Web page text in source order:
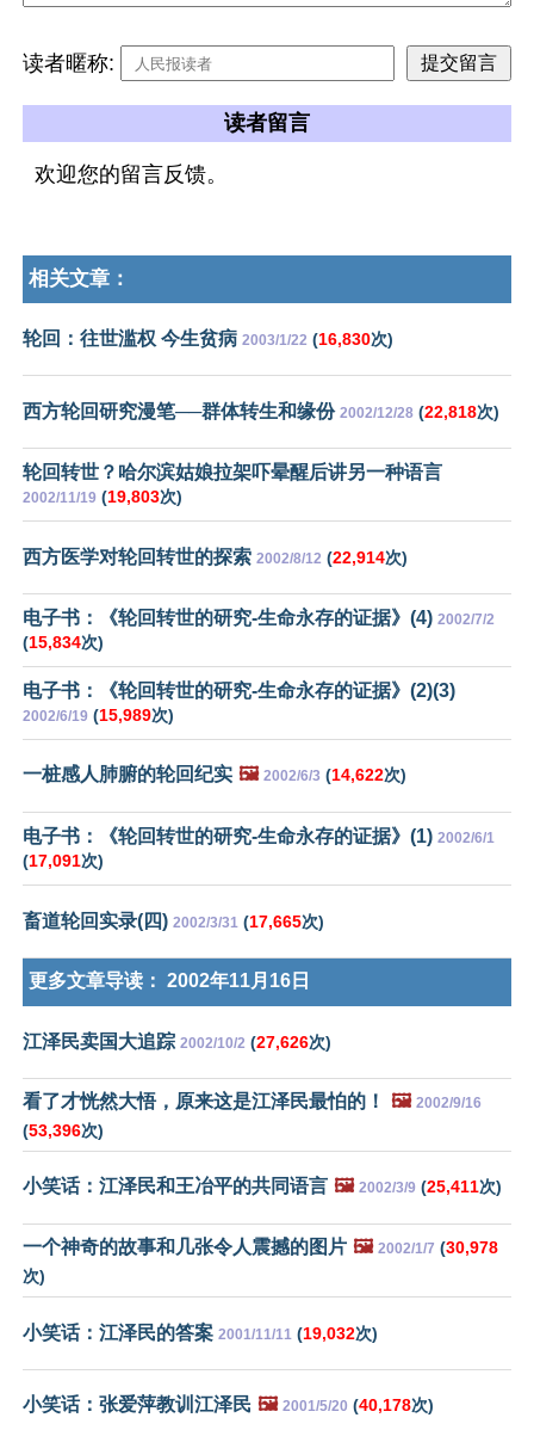
读者暱称:
读者留言
欢迎您的留言反馈。
相关文章：
轮回：往世滥权 今生贫病 2003/1/22 (16,830次)
西方轮回研究漫笔──群体转生和缘份 2002/12/28 (22,818次)
轮回转世？哈尔滨姑娘拉架吓晕醒后讲另一种语言
2002/11/19 (19,803次)
西方医学对轮回转世的探索 2002/8/12 (22,914次)
电子书：《轮回转世的研究-生命永存的证据》(4) 2002/7/2
(15,834次)
电子书：《轮回转世的研究-生命永存的证据》(2)(3)
2002/6/19 (15,989次)
一桩感人肺腑的轮回纪实 🖼️ 2002/6/3 (14,622次)
电子书：《轮回转世的研究-生命永存的证据》(1) 2002/6/1
(17,091次)
畜道轮回实录(四) 2002/3/31 (17,665次)
更多文章导读： 2002年11月16日
江泽民卖国大追踪 2002/10/2 (27,626次)
看了才恍然大悟，原来这是江泽民最怕的！ 🖼️ 2002/9/16
(53,396次)
小笑话：江泽民和王冶平的共同语言 🖼️ 2002/3/9 (25,411次)
一个神奇的故事和几张令人震撼的图片 🖼️ 2002/1/7 (30,978
次)
小笑话：江泽民的答案 2001/11/11 (19,032次)
小笑话：张爱萍教训江泽民 🖼️ 2001/5/20 (40,178次)